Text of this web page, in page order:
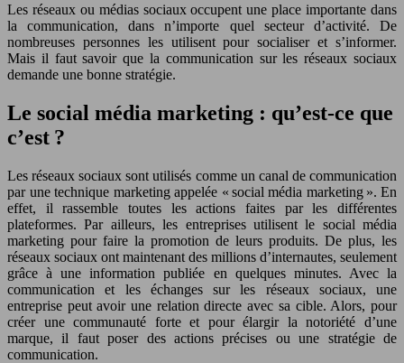
Les réseaux ou médias sociaux occupent une place importante dans
la communication, dans n’importe quel secteur d’activité. De
nombreuses personnes les utilisent pour socialiser et s’informer.
Mais il faut savoir que la communication sur les réseaux sociaux
demande une bonne stratégie.
Le social média marketing : qu’est-ce que
c’est ?
Les réseaux sociaux sont utilisés comme un canal de communication
par une technique marketing appelée « social média marketing ». En
effet, il rassemble toutes les actions faites par les différentes
plateformes. Par ailleurs, les entreprises utilisent le social média
marketing pour faire la promotion de leurs produits. De plus, les
réseaux sociaux ont maintenant des millions d’internautes, seulement
grâce à une information publiée en quelques minutes. Avec la
communication et les échanges sur les réseaux sociaux, une
entreprise peut avoir une relation directe avec sa cible. Alors, pour
créer une communauté forte et pour élargir la notoriété d’une
marque, il faut poser des actions précises ou une stratégie de
communication.